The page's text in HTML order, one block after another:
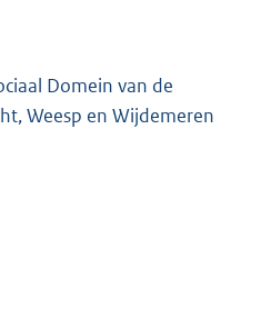
Domein van de
Weesp en Wijdemeren